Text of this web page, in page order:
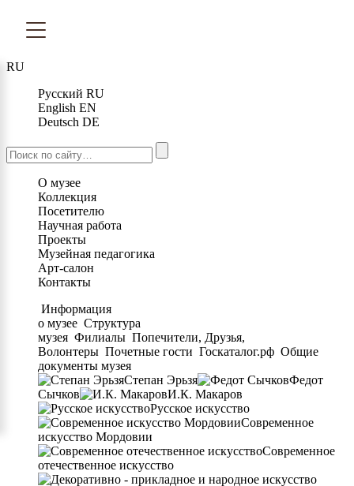
RU
Русский RU
English EN
Deutsch DE
О музее
Коллекция
Посетителю
Научная работа
Проекты
Музейная педагогика
Арт-салон
Контакты
Информация
о музее Структура
музея Филиалы Попечители, Друзья,
Волонтеры Почетные гости Госкаталог.рф Общие
документы музея
Степан Эрьзя
Федот
Сычков
И.К. Макаров
Русское искусство
Современное
искусство Мордовии
Современное
отечественное искусство